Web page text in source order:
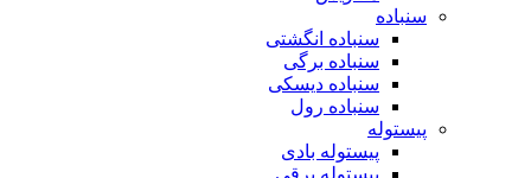
سنباده
سنباده انگشتی
سنباده برگی
سنباده دیسکی
سنباده رول
پیستوله
پیستوله بادی